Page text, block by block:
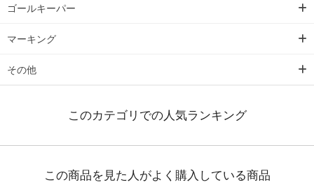
ゴールキーパー
マーキング
その他